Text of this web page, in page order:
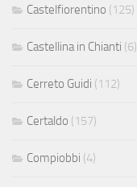
Castelfiorentino (125)
Castellina in Chianti (6)
Cerreto Guidi (112)
Certaldo (157)
Compiobbi (4)